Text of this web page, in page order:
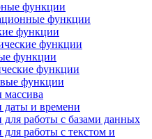
функции
функции
функции
функции
функции
функции
функции
и времени
работы с базами данных
работы с текстом и